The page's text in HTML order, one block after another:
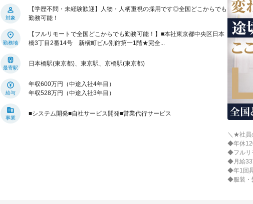
対象
【学歴不問・未経験歓迎】人物・人柄重視の採用です◎全国どこからでも
勤務可能！
勤務地
【フルリモートで全国どこからでも勤務可能！】■本社東京都中央区日本
橋3丁目2番14号 新槇町ビル別館第一1階★完全...
最寄駅
日本橋駅(東京都)、東京駅、京橋駅(東京都)
給与
年収600万円（中途入社4年目）
年収528万円（中途入社3年目）
事業
■システム開発■自社サービス開発■営業代行サービス
＼★社員
◆年休
◆フルリ
◆月給33
◆年1回
◆服装・